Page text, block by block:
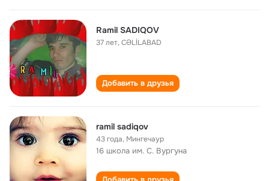
Ramil SADIQOV
37 лет,CƏLİLABAD
Добавить в друзья
ramil sadiqov
43 года, Мингечаур
16 школа им. С. Вургуна